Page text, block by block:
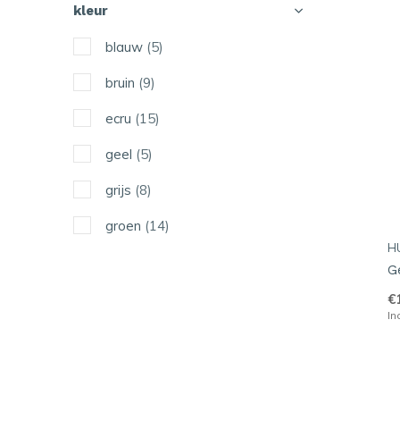
kleur
blauw (5)
bruin (9)
ecru (15)
geel (5)
grijs (8)
groen (14)